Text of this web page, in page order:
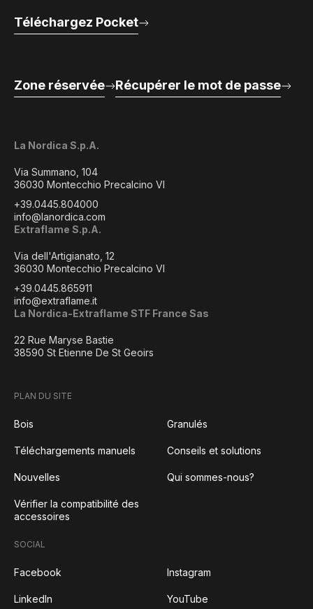
La Nordica S.p.A.
Via Summano, 104
36030 Montecchio Precalcino VI
+39.0445.804000
info@lanordica.com
Extraflame S.p.A.
Via dell'Artigianato, 12
36030 Montecchio Precalcino VI
+39.0445.865911
info@extraflame.it
La Nordica-Extraflame STF France Sas
22 Rue Maryse Bastie
38590 St Etienne De St Geoirs
Téléchargez Pocket
Zone réservée Récupérer le mot de passe
PLAN DU SITE
Bois Granulés
Téléchargements manuels Conseils et solutions
Nouvelles Qui sommes-nous?
Vérifier la compatibilité des
accessoires
SOCIAL
Facebook Instagram
LinkedIn YouTube